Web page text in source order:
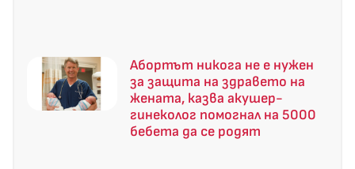
Абортът никога не е нужен
за защита на здравето на
жената, казва акушер-
гинеколог помогнал на 5000
бебета да се родят